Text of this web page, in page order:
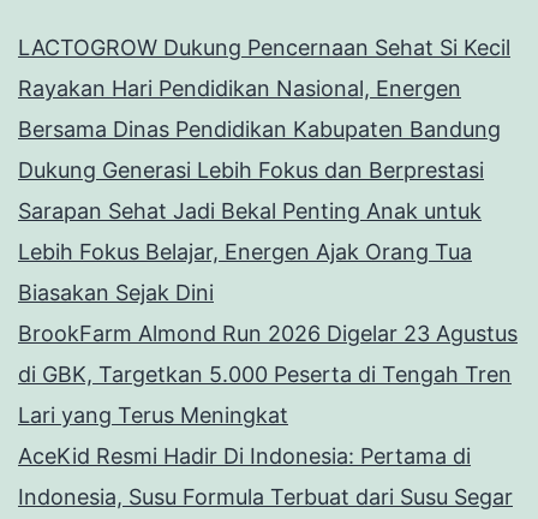
LACTOGROW Dukung Pencernaan Sehat Si Kecil
Rayakan Hari Pendidikan Nasional, Energen
Bersama Dinas Pendidikan Kabupaten Bandung
Dukung Generasi Lebih Fokus dan Berprestasi
Sarapan Sehat Jadi Bekal Penting Anak untuk
Lebih Fokus Belajar, Energen Ajak Orang Tua
Biasakan Sejak Dini
BrookFarm Almond Run 2026 Digelar 23 Agustus
di GBK, Targetkan 5.000 Peserta di Tengah Tren
Lari yang Terus Meningkat
AceKid Resmi Hadir Di Indonesia: Pertama di
Indonesia, Susu Formula Terbuat dari Susu Segar